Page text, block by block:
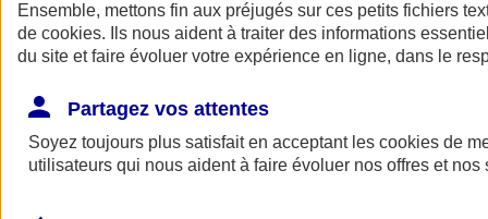
Simuler mon
Ensemble, mettons fin aux préjugés sur ces petits fichiers
de cookies. Ils nous aident à traiter des informations
du site et faire évoluer votre expérience en ligne, dans le
Partagez vos attentes
Soyez toujours plus satisfait en acceptant les cookies de
utilisateurs qui nous aident à faire évoluer nos offres et nos